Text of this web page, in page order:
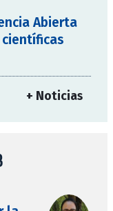
Abierta
+ Noticias